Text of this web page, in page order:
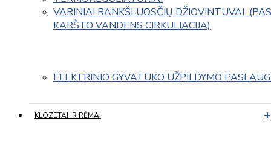
VARINIAI RANKŠLUOSČIŲ DŽIOVINTUVAI
KARŠTO VANDENS CIRKULIACIJA)
ELEKTRINIO GYVATUKO UŽPILDYMO
KLOZETAI IR RĖMAI